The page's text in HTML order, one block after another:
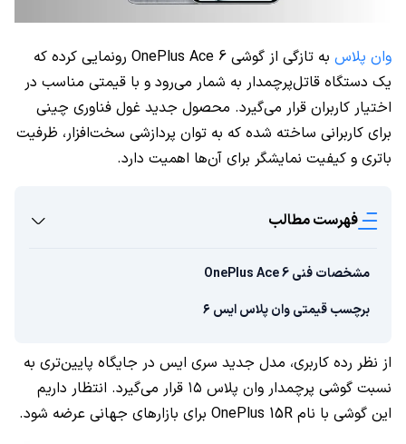
وان پلاس
به تازگی از گوشی OnePlus Ace 6 رونمایی کرده که
یک دستگاه قاتل‌پرچمدار به شمار می‌رود و با قیمتی مناسب در
اختیار کاربران قرار می‌گیرد. محصول جدید غول فناوری چینی
برای کاربرانی ساخته شده که به توان پردازشی سخت‌افزار، ظرفیت
باتری و کیفیت نمایشگر برای آن‌ها اهمیت دارد.
فهرست مطالب
مشخصات فنی OnePlus Ace 6
برچسب قیمتی وان پلاس ایس ۶
از نظر رده کاربری، مدل جدید سری ایس در جایگاه پایین‌تری به
نسبت گوشی پرچمدار وان پلاس ۱۵ قرار می‌گیرد. انتظار داریم
این گوشی با نام OnePlus 15R برای بازارهای جهانی عرضه شود.